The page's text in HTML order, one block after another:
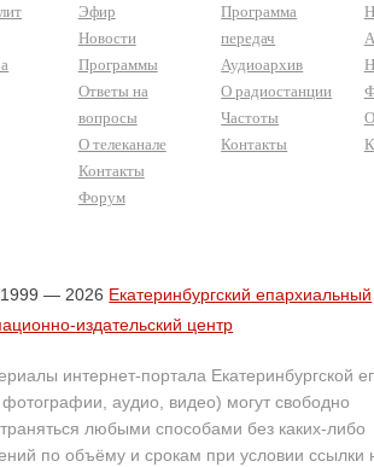
Эфир
Новости
Программы
Ответы на
вопросы
О телеканале
Контакты
Форум
Программа
передач
Аудиоархив
О радиостанции
Частоты
Контакты
— 2026 Екатеринбургский епархиальный
издательский центр
интернет-портала Екатеринбургской
фотографии, аудио, видео) могут свободно
любыми способами без каких-либо
по объёму и срокам при условии ссылки